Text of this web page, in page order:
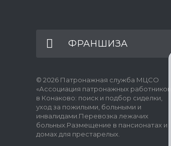
ФРАНШИЗА
© 2026 Патронажная служба МЦСО
«Ассоциация патронажных работников»
в Конаково: поиск и подбор сиделки,
уход за пожилыми, больными и
инвалидами.Перевозка лежачих
больных.Размещение в пансионатах и
домах для престарелых.